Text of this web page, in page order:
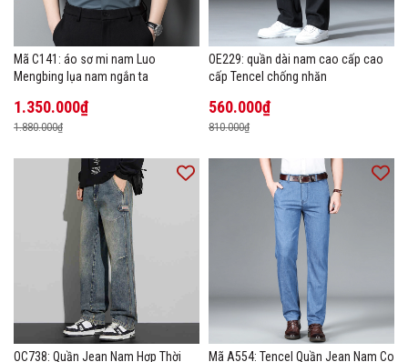
Mã C141: áo sơ mi nam Luo
Mengbing lụa nam ngắn ta
1.350.000₫
1.880.000₫
OE229: quần dài nam cao cấp cao
cấp Tencel chống nhăn
560.000₫
810.000₫
OC738: Quần Jean Nam Hợp Thời
Mã A554: Tencel Quần Jean Nam Co